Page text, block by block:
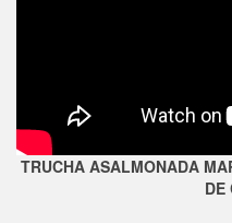
TRUCHA ASALMONADA
DE